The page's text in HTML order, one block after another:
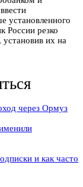
установленного
России резко
их на
через Ормуз
и как часто